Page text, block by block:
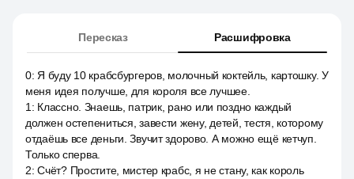
Пересказ Расшифровка
0: Я буду 10 крабсбургеров, молочный коктейль, картошку. У
меня идея получше, для короля все лучшее.
1 : Классно. Знаешь, патрик, рано или поздно каждый
должен остепениться, завести жену, детей, тестя, которому
отдаёшь все деньги. Звучит здорово. А можно ещё кетчуп.
Только сперва.
2:Счёт? Простите, мистер крабс, я не стану, как король